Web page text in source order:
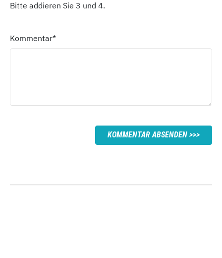
Bitte addieren Sie 3 und 4.
Kommentar*
KOMMENTAR ABSENDEN